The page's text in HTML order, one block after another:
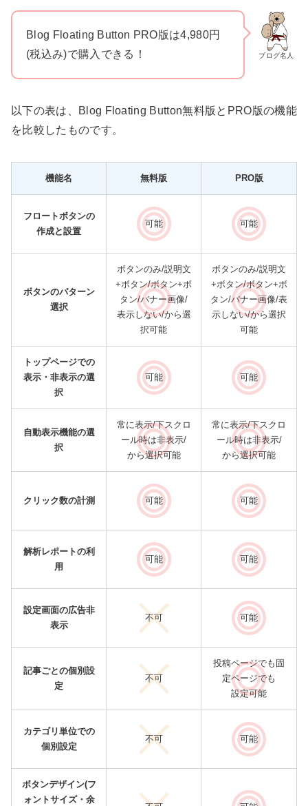
ブログ名人
Blog Floating Button PRO版は4,980円
(税込み)で購入できる！
以下の表は、Blog Floating Button無料版とPRO版の機能
を比較したものです。
機能名 無料版 PRO版
フロートボタンの
作成と設置
可能 可能
ボタンのパターン
選択
ボタンのみ/説明文
+ボタン/ボタン+ボ
タン/バナー画像/
表示しない/から選
択可能
ボタンのみ/説明文
+ボタン/ボタン+ボ
タン/バナー画像/表
示しない/から選択
可能
トップページでの
表示・非表示の選
択
可能 可能
自動表示機能の選
択
常に表示/下スクロ
ール時は非表示/
から選択可能
常に表示/下スクロ
ール時は非表示/
から選択可能
クリック数の計測 可能 可能
解析レポートの利
用
可能 可能
設定画面の広告非
表示
不可 可能
記事ごとの個別設
定
不可
投稿ページでも固
定ページでも
設定可能
カテゴリ単位での
個別設定
不可 可能
ボタンデザイン(フ
ォントサイズ・余